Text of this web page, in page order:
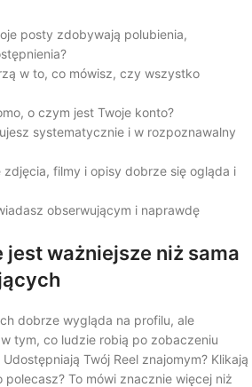
posty zdobywają polubienia,
w to, co mówisz, czy wszystko
o czym jest Twoje konto?
systematycznie i w rozpoznawalny
zdjęcia, filmy i opisy dobrze się ogląda i
obserwującym i naprawdę
jest ważniejsze niż sama
dobrze wygląda na profilu, ale
tym, co ludzie robią po zobaczeniu
Twój Reel znajomym? Klikają
polecasz? To mówi znacznie więcej niż